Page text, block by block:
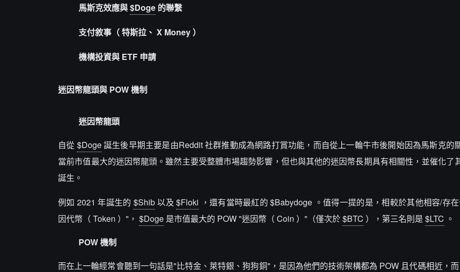
馬斯克效應與$Doge 的聯繫
支付敘事（ 特斯拉、 X Money ）
機構投資與 ETF 申請
迷因幣龍頭與 POW 機制
迷因幣龍頭
自從 $Doge誕生後早期主要是由Reddit 社群推動成為網路打賞功能，而自從上一輪牛市後開始因為馬斯克的
當前市值最大的迷因幣龍頭。雖然主要受整體市場趨勢影響，但也與其他的迷因幣長期具有相關性，並催化了
誕生。
例如 2021 年誕生的 $Shib以及$Floki ，還有當時最紅的 $Babydoge 。值得一提的是，相較於其他相容/存
因代幣（ Token ）"，$Doge 是市值最大的 POW "迷因幣（ Coin ）"（僅次於$BTC ），第三名則是$LTC 。
POW 機制
而在上一輪經常會聽到一句話是"比特金、萊特銀、狗狗銅"，是因為他們的技術架構都為 POW 且代碼相近，而